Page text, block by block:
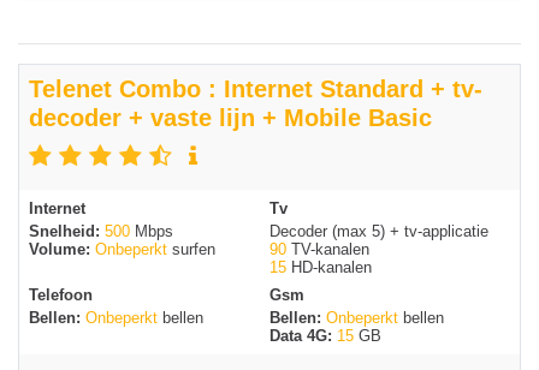
Telenet Combo : Internet Standard + tv-
decoder + vaste lijn + Mobile Basic
Internet
Snelheid: 500 Mbps
Volume: Onbeperkt surfen
Tv
Decoder (max 5) + tv-applicatie
90 TV-kanalen
15 HD-kanalen
Telefoon
Bellen: Onbeperkt bellen
Gsm
Bellen: Onbeperkt bellen
Data 4G: 15 GB